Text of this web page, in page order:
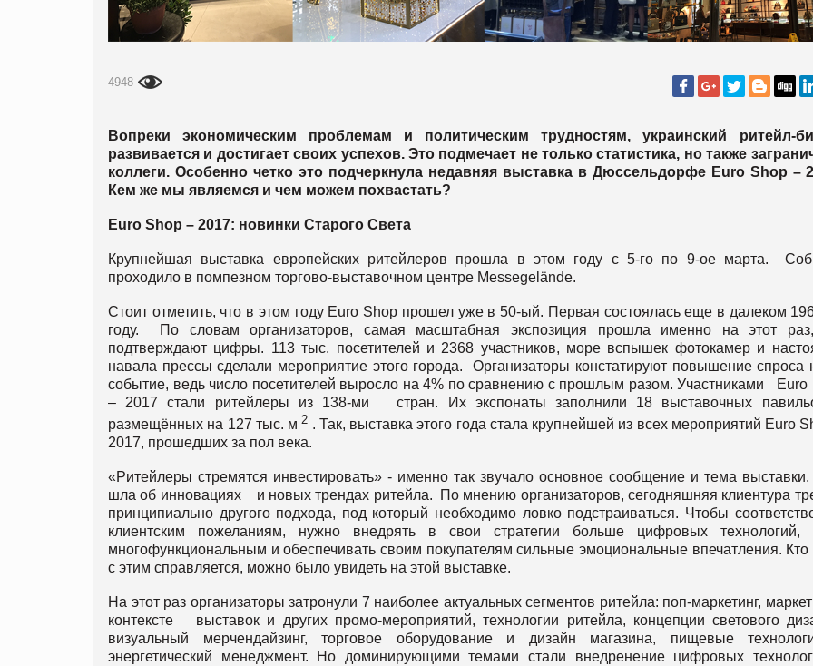
4948
Вопреки экономическим проблемам и политическим трудностям, украинский ритейл-
развивается и достигает своих успехов. Это подмечает не только статистика, но также
коллеги. Особенно четко это подчеркнула недавняя выставка в Дюссельдорфе Euro Shop –
Кем же мы являемся и чем можем похвастать?
Euro Shop – 2017: новинки Старого Света
Крупнейшая выставка европейских ритейлеров прошла в этом году с 5-го по 9-ое марта.
проходило в помпезном торгово-выставочном центре Messegelände.
Стоит отметить, что в этом году Euro Shop прошел уже в 50-ый. Первая состоялась еще в далеком
году. По словам организаторов, самая масштабная экспозиция прошла именно на этот
подтверждают цифры. 113 тыс. посетителей и 2368 участников, море вспышек фотокамер и
навала прессы сделали мероприятие этого города. Организаторы констатируют повышение спроса
событие, ведь число посетителей выросло на 4% по сравнению с прошлым разом. Участниками Euro
– 2017 стали ритейлеры из 138-ми стран. Их экспонаты заполнили 18 выставочных
размещённых на 127 тыс. м2 . Так, выставка этого года стала крупнейшей из всех мероприятий Euro
2017, прошедших за пол века.
«Ритейлеры стремятся инвестировать» - именно так звучало основное сообщение и тема выставки.
шла об инновациях и новых трендах ритейла. По мнению организаторов, сегодняшняя клиентура
принципиально другого подхода, под который необходимо ловко подстраиваться. Чтобы
клиентским пожеланиям, нужно внедрять в свои стратегии больше цифровых технологий,
многофункциональным и обеспечивать своим покупателям сильные эмоциональные впечатления. Кто
с этим справляется, можно было увидеть на этой выставке.
На этот раз организаторы затронули 7 наиболее актуальных сегментов ритейла: поп-маркетинг,
контексте выставок и других промо-мероприятий, технологии ритейла, концепции светового
визуальный мерчендайзинг, торговое оборудование и дизайн магазина, пищевые
энергетический менеджмент. Но доминирующими темами стали внедренение цифровых